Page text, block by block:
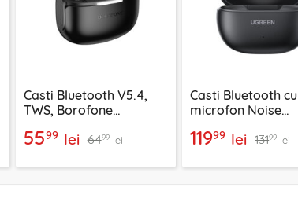
Casti Bluetooth V5.4,
TWS, Borofone
5599 lei 6499 lei
Casti Bluetooth cu
microfon Noise
negru, 45785
11999 lei 13199 lei